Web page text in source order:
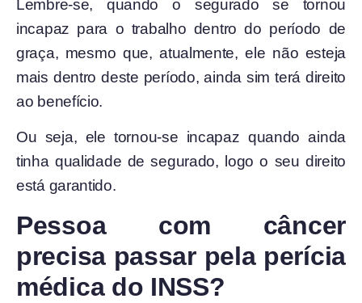
Lembre-se, quando o segurado se tornou
incapaz para o trabalho dentro do período de
graça, mesmo que, atualmente, ele não esteja
mais dentro deste período, ainda sim terá direito
ao benefício.
Ou seja, ele tornou-se incapaz quando ainda
tinha qualidade de segurado, logo o seu direito
está garantido.
Pessoa com câncer
precisa passar pela perícia
médica do INSS?